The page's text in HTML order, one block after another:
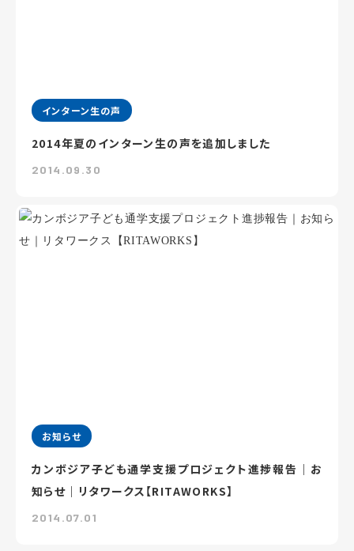
インターン生の声
2014年夏のインターン生の声を追加しました
2014.09.30
お知らせ
カンボジア子ども通学支援プロジェクト進捗報告｜お
知らせ｜リタワークス【RITAWORKS】
2014.07.01